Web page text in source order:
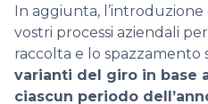
In aggiunta, l’introduzione
vostri processi aziendali
raccolta e lo spazzamento
varianti del giro in base
ciascun periodo